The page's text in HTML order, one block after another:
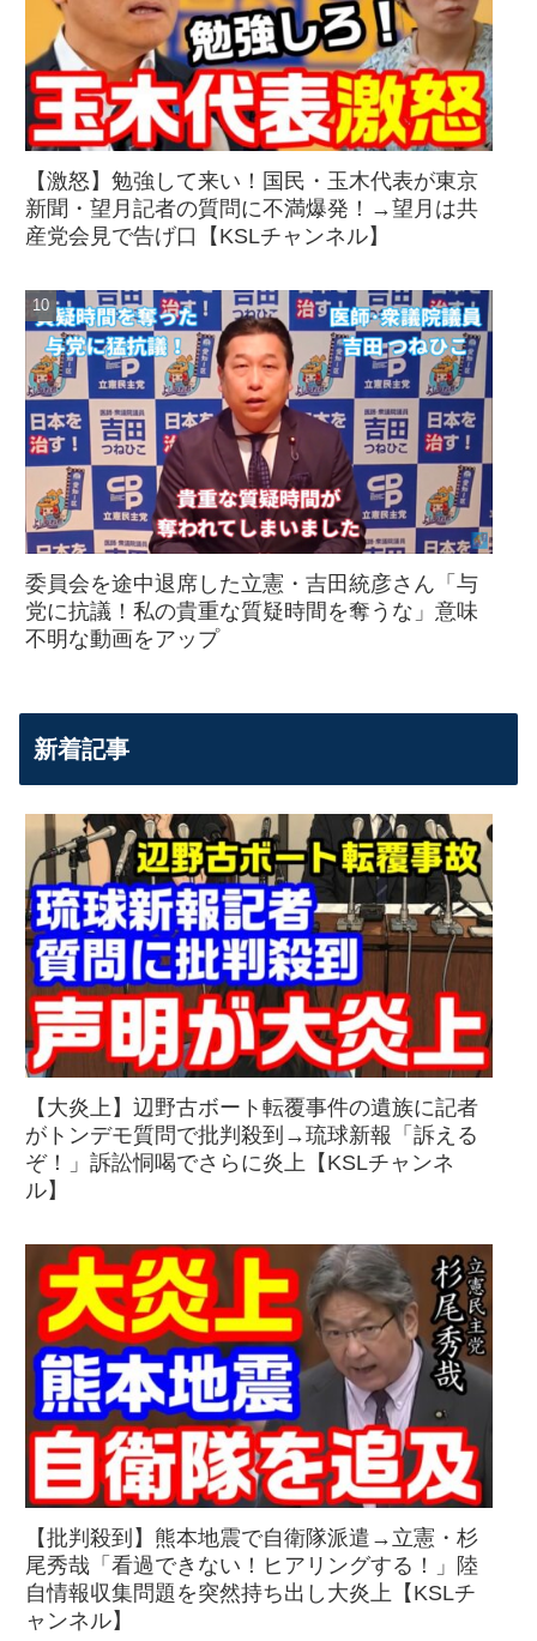
【激怒】勉強して来い！国民・玉木代表が東京
新聞・望月記者の質問に不満爆発！→望月は共
産党会見で告げ口【KSLチャンネル】
委員会を途中退席した立憲・吉田統彦さん「与
党に抗議！私の貴重な質疑時間を奪うな」意味
不明な動画をアップ
新着記事
【大炎上】辺野古ボート転覆事件の遺族に記者
がトンデモ質問で批判殺到→琉球新報「訴える
ぞ！」訴訟恫喝でさらに炎上【KSLチャンネ
ル】
【批判殺到】熊本地震で自衛隊派遣→立憲・杉
尾秀哉「看過できない！ヒアリングする！」陸
自情報収集問題を突然持ち出し大炎上【KSLチ
ャンネル】